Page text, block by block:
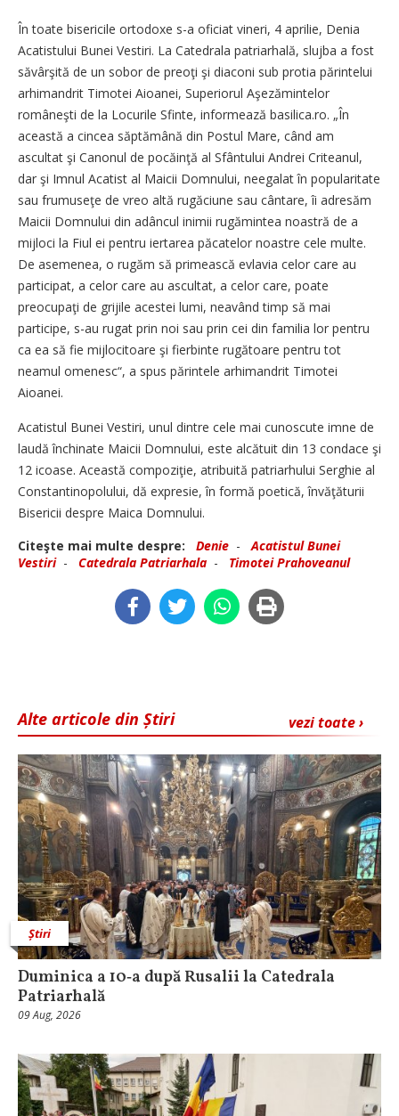
În toate bisericile ortodoxe s-a oficiat vineri, 4 aprilie, Denia
Acatistului Bunei Vestiri. La Catedrala patriarhală, slujba a fost
săvârşită de un sobor de preoţi şi diaconi sub protia părintelui
arhimandrit Timotei Aioanei, Superiorul Aşezămintelor
româneşti de la Locurile Sfinte, informează basilica.ro. „În
această a cincea săptămână din Postul Mare, când am
ascultat şi Canonul de pocăinţă al Sfântului Andrei Criteanul,
dar şi Imnul Acatist al Maicii Domnului, neegalat în popularitate
sau frumuseţe de vreo altă rugăciune sau cântare, îi adresăm
Maicii Domnului din adâncul inimii rugămintea noastră de a
mijloci la Fiul ei pentru iertarea păcatelor noastre cele multe.
De asemenea, o rugăm să primească evlavia celor care au
participat, a celor care au ascultat, a celor care, poate
preocupaţi de grijile acestei lumi, neavând timp să mai
participe, s-au rugat prin noi sau prin cei din familia lor pentru
ca ea să fie mijlocitoare şi fierbinte rugătoare pentru tot
neamul omenesc“, a spus părintele arhimandrit Timotei
Aioanei.
Acatistul Bunei Vestiri, unul dintre cele mai cunoscute imne de
laudă închinate Maicii Domnului, este alcătuit din 13 condace şi
12 icoase. Această compoziţie, atribuită patriarhului Serghie al
Constantinopolului, dă expresie, în formă poetică, învăţăturii
Bisericii despre Maica Domnului.
Citeşte mai multe despre:
Denie -Acatistul Bunei
Vestiri- Catedrala Patriarhala - Timotei Prahoveanul
vezi toate ›
Alte articole din Știri
Știri
Duminica a 10‑a după Rusalii la Catedrala
Patriarhală
09 Aug, 2026